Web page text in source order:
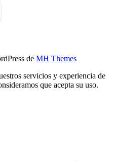
de MH Themes
servicios y experiencia de
que acepta su uso.